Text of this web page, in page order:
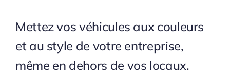
Mettez vos véhicules aux couleurs
et au style de votre entreprise,
même en dehors de vos locaux.